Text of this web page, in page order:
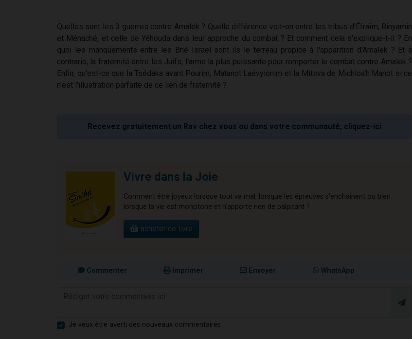
Quelles sont les 3 guerres contre Amalek ? Quelle différence voit-on entre les tribus d'Éfraïm, Binyamin
et Ménaché, et celle de Yéhouda dans leur approche du combat ? Et comment cela s'explique-t-il ? En
quoi les manquements entre les Bné Israël sont-ils le terreau propice à l'apparition d'Amalek ? Et a
contrario, la fraternité entre les Juifs, l'arme la plus puissante pour remporter le combat contre Amalek ?
Enfin, qu'est-ce que la Tsédaka avant Pourim, Matanot Laévyionim et la Mitsva de Michloa'h Manot si ce
n'est l'illustration parfaite de ce lien de fraternité ?
Recevez gratuitement un Rav chez vous ou dans votre communauté, cliquez-ici
Vivre dans la Joie
Comment être joyeux lorsque tout va mal, lorsque les épreuves s'enchaînent ou bien
lorsque la vie est monotone et n’apporte rien de palpitant ?
acheter ce livre
Commenter Imprimer Envoyer WhatsApp
Je veux être averti des nouveaux commentaires